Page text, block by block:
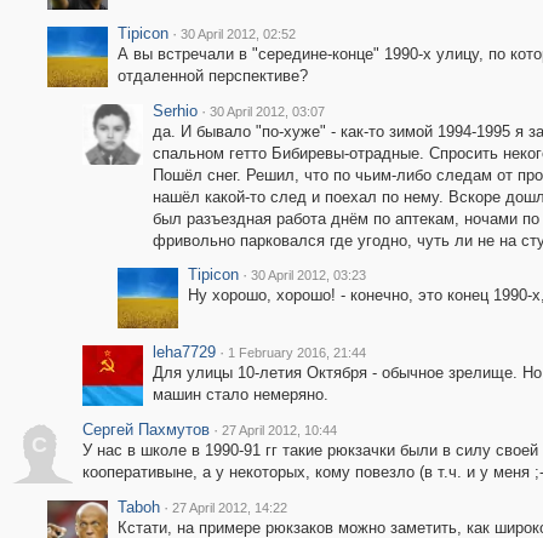
Tipicon · 30 April 2012, 02:52
А вы встречали в "середине-конце" 1990-х улицу, по
отдаленной перспективе?
Serhio · 30 April 2012, 03:07
да. И бывало "по-хуже" - как-то зимой 1994-1995 я
спальном гетто Бибиревы-отрадные. Спросить
Пошёл снег. Решил, что по чьим-либо следам от
нашёл какой-то след и поехал по нему. Вскоре
был разъездная работа днём по аптекам, ночами
фривольно парковался где угодно, чуть ли не на
Tipicon · 30 April 2012, 03:23
Ну хорошо, хорошо! - конечно, это конец
leha7729 · 1 February 2016, 21:44
Для улицы 10-летия Октября - обычное зрелище.
машин стало немеряно.
С
Сергей Пахмутов · 27 April 2012, 10:44
У нас в школе в 1990-91 гг такие рюкзачки были в силу
кооперативыне, а у некоторых, кому повезло (в т.ч. и у меня
Taboh · 27 April 2012, 14:22
Кстати, на примере рюкзаков можно заметить, как